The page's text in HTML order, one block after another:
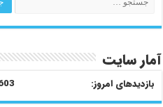
آمار سایت
بازدیدهای امروز: